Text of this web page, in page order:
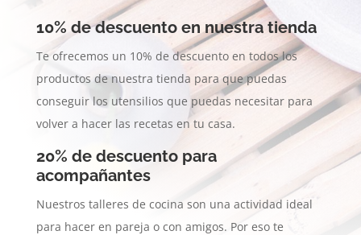
10% de descuento en nuestra tienda
Te ofrecemos un 10% de descuento en todos los
productos de nuestra tienda para que puedas
conseguir los utensilios que puedas necesitar para
volver a hacer las recetas en tu casa.
20% de descuento para
acompañantes
Nuestros talleres de cocina son una actividad ideal
para hacer en pareja o con amigos. Por eso te